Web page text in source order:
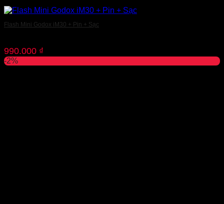
Flash Mini Godox iM30 + Pin + Sạc
990.000 ₫
-2%